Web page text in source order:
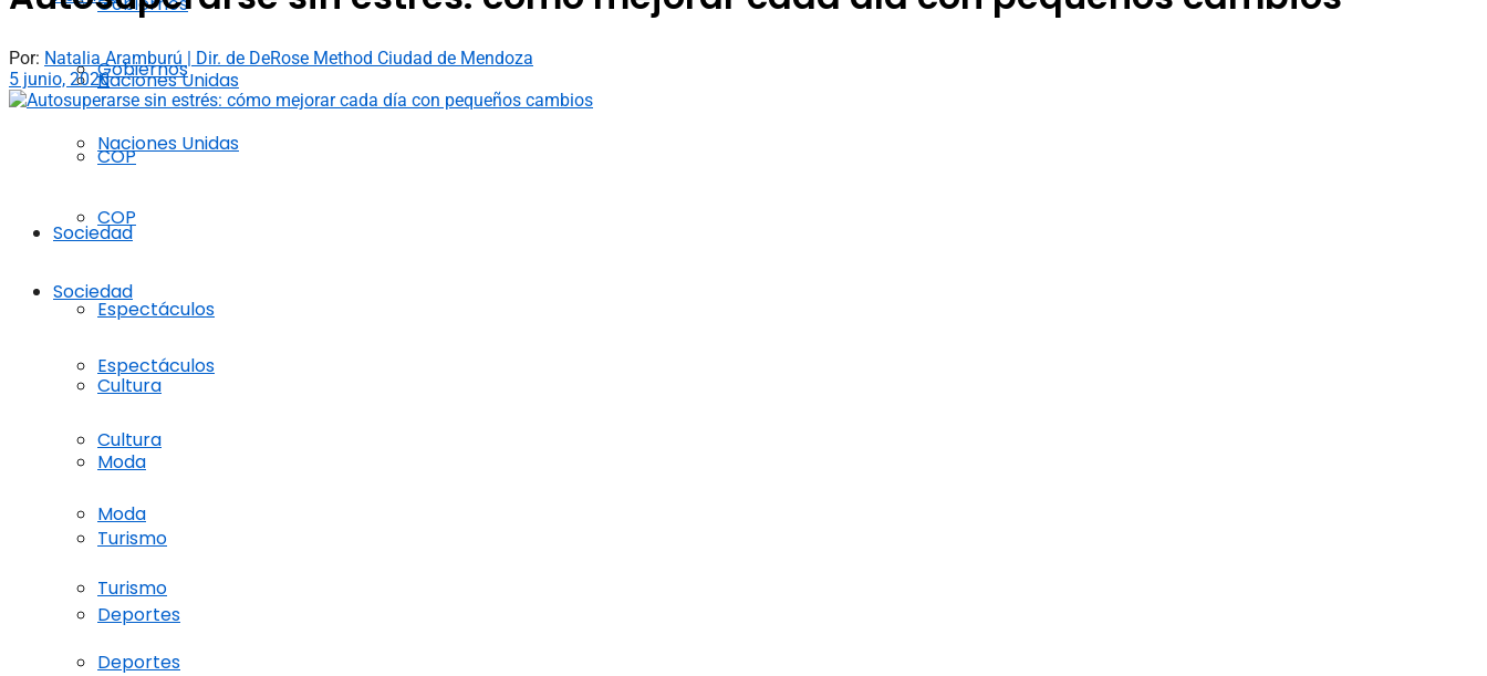
Naciones Unidas
COP
Sociedad
Espectáculos
Cultura
Moda
Turismo
Deportes
Gobiernos
Naciones Unidas
COP
Sociedad
Espectáculos
Cultura
Moda
Turismo
Deportes
Por: Natalia Aramburú | Dir. de DeRose Method Ciudad de Mendoza
5 junio, 2026